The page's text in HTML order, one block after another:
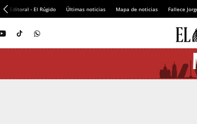
Editoral - El Rúgido Últimas noticias Mapa de noticias Fallece